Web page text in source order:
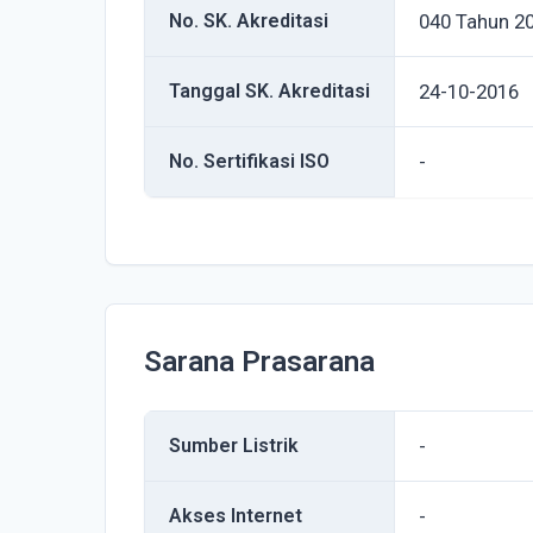
No. SK. Akreditasi 040 Tahun
Tanggal SK. Akreditasi 24-10-2016
No. Sertifikasi ISO -
Sarana Prasarana
Sumber Listrik -
Akses Internet -